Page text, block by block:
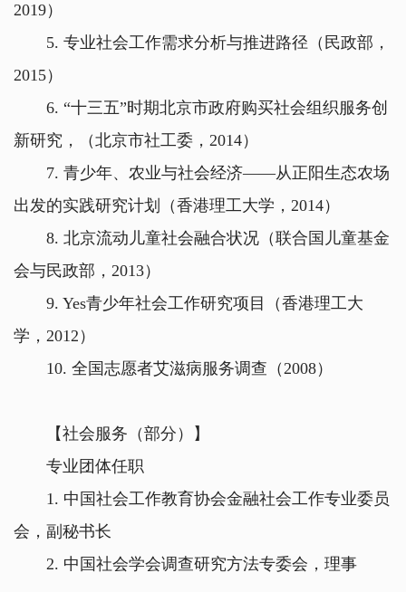
2019）
5. 专业社会工作需求分析与推进路径（民政部，
2015）
6. “十三五”时期北京市政府购买社会组织服务创
新研究，（北京市社工委，2014）
7. 青少年、农业与社会经济——从正阳生态农场
出发的实践研究计划（香港理工大学，2014）
8. 北京流动儿童社会融合状况（联合国儿童基金
会与民政部，2013）
9. Yes青少年社会工作研究项目（香港理工大
学，2012）
10. 全国志愿者艾滋病服务调查（2008）
【社会服务（部分）】
专业团体任职
1. 中国社会工作教育协会金融社会工作专业委员
会，副秘书长
2. 中国社会学会调查研究方法专委会，理事